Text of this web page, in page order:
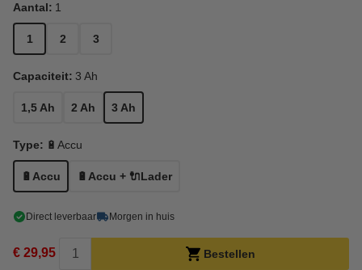
Aantal: 1
1 2 3
Capaciteit: 3 Ah
1,5 Ah 2 Ah 3 Ah
Type: 🔋Accu
🔋Accu 🔋Accu + 🔌Lader
Direct leverbaar Morgen in huis
€ 29,95 Bestellen